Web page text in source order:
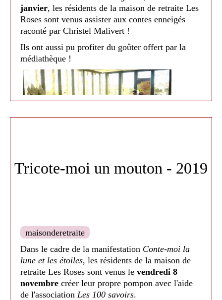
Le Foyer du Douyssat ont eu la chance d'écouter
les poèmes de l'écrivainFrançois Alexandre
nous a fait voyager au rythme des poèmes !
K'Nailloux ont eu la chance d'avoir le spectacle
Loupiottepar laCie Riraconter
spectacle interactif riche en couleurs, sons
et chansons ! Les petits ont aidé Loupiotte à
remettre de la lumière !
Nous retrouvons l'après-midi la Cie Don Davel
Fumista. Un spectacle intergénérationnel mêlant
théâtre d'objets, magie et cirque.
Un moment drôle, plein de poésie et apprécié
autant par les jeunes, les parents, que par les
résidents de la maison de retraite Les Roses!
Journée offerte par la Société d'Etudes et du
Lauragais, avec le soutien de la Commune de
Nailloux & de la CCTL..
janvier, les résidents de la maison de retraite Les
Roses sont venus assister aux contes enneigés
raconté par Christel Malivert !
Ils ont aussi pu profiter du goûter offert par la
médiathèque !
Médiathèque de Nailloux 2020
Tricote-moi un mouton - 2019
maisonderetraite
Dans le cadre de la manifestation Conte-moi la
lune et les étoiles, les résidents de la maison de
retraite Les Roses sont venus le vendredi 8
novembre créer leur propre pompon avec l'aide
de l'association Les 100 savoirs.